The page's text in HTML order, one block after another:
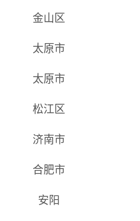
金山区
太原市
太原市
松江区
济南市
合肥市
安阳